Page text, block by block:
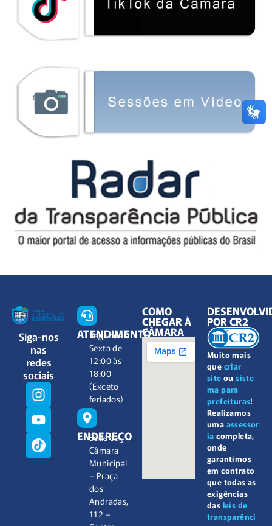
Siga-nos
nas
redes
sociais
ATENDIMENTO
Segunda à
Sexta de
12:00 às
18:00
(Exceto
feriados)
ENDEREÇO
Sede da
Câmara
Municipal
– Praça
dos
Andradas,
112 –
COMO
CHEGAR À
CÂMARA
Muito mais
que criar
site ousiste
ma para
prefeituras!
Realizamos
uma assessor
ia completa,
onde
garantimos
em contrato
que todas as
exigências
das leis de
transparênci
POR CR2